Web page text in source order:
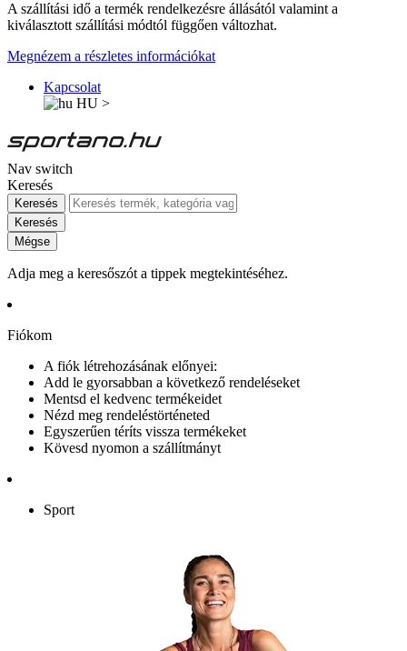
A szállítási idő a termék rendelkezésre állásától valamint a
kiválasztott szállítási módtól függően változhat.
Megnézem a részletes információkat
Kapcsolat
HU >
Nav switch
Keresés
Keresés
Keresés
Mégse
Adja meg a keresőszót a tippek megtekintéséhez.
Fiókom
A fiók létrehozásának előnyei:
Add le gyorsabban a következő rendeléseket
Mentsd el kedvenc termékeidet
Nézd meg rendeléstörténeted
Egyszerűen téríts vissza termékeket
Kövesd nyomon a szállítmányt
Sport